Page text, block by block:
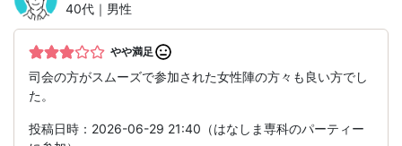
40代｜男性
やや満足
司会の方がスムーズで参加された女性陣の方々も良い方でし
た。
投稿日時：2026-06-29 21:40（はなしま専科のパーティー